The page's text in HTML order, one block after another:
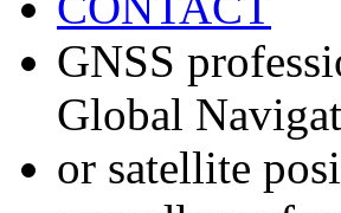
GNSS
Global
or satellite